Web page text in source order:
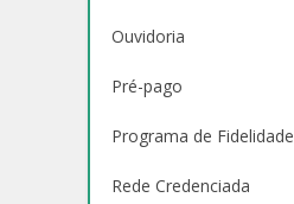
Ouvidoria
Pré-pago
Programa de Fidelidade
Rede Credenciada